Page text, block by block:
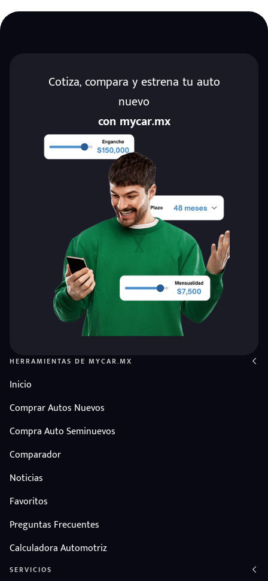
Cotiza, compara y estrena tu auto
nuevo
con mycar.mx
HERRAMIENTAS DE MYCAR.MX
Inicio
Comprar Autos Nuevos
Compra Auto Seminuevos
Comparador
Noticias
Favoritos
Preguntas Frecuentes
Calculadora Automotriz
SERVICIOS